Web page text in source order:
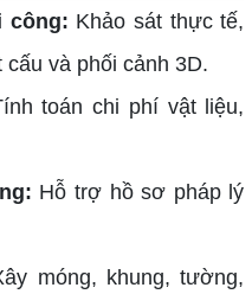
công: Khảo sát thực tế,
cấu và phối cảnh 3D.
toán chi phí vật liệu,
Hỗ trợ hồ sơ pháp lý
móng, khung, tường,